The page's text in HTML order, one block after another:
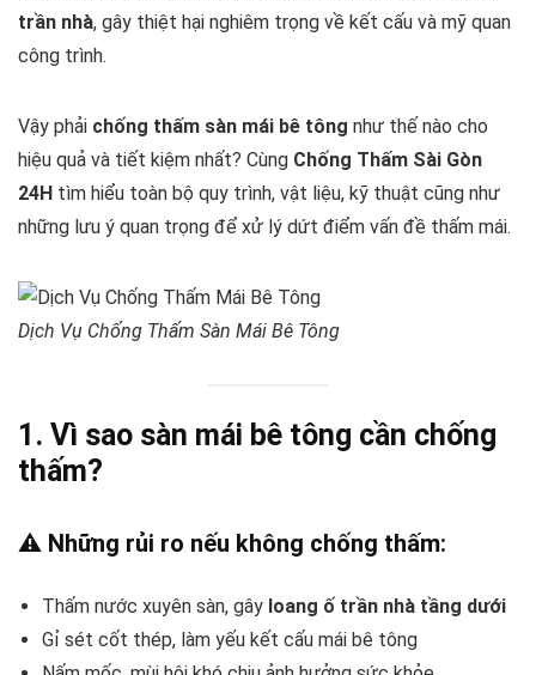
trần nhà, gây thiệt hại nghiêm trọng về kết cấu và mỹ quan
công trình.
Vậy phải chống thấm sàn mái bê tông như thế nào cho
hiệu quả và tiết kiệm nhất? Cùng Chống Thấm Sài Gòn
24H tìm hiểu toàn bộ quy trình, vật liệu, kỹ thuật cũng như
những lưu ý quan trọng để xử lý dứt điểm vấn đề thấm mái.
Dịch Vụ Chống Thấm Sàn Mái Bê Tông
1. Vì sao sàn mái bê tông cần chống
thấm?
⚠️ Những rủi ro nếu không chống thấm:
Thấm nước xuyên sàn, gây loang ố trần nhà tầng dưới
Gỉ sét cốt thép, làm yếu kết cấu mái bê tông